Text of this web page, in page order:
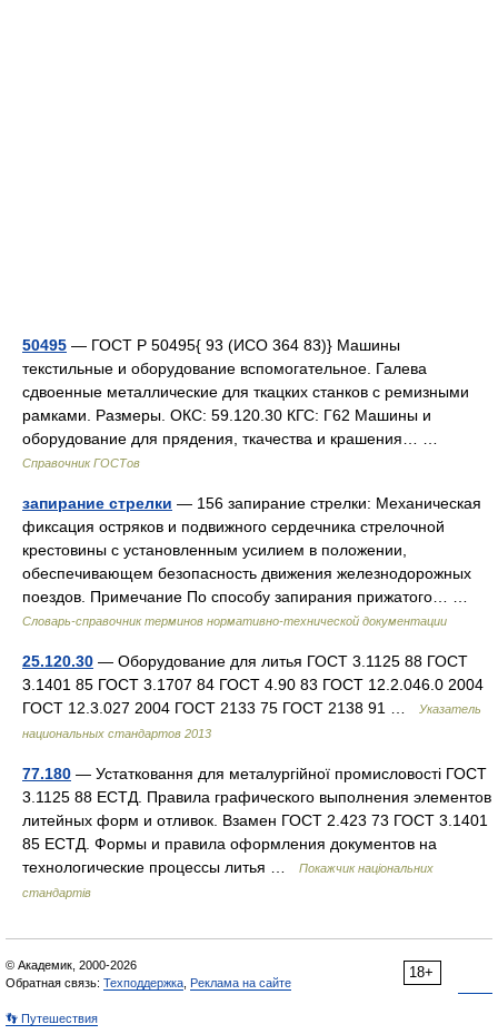
50495 — ГОСТ Р 50495{ 93 (ИСО 364 83)} Машины
текстильные и оборудование вспомогательное. Галева
сдвоенные металлические для ткацких станков с ремизными
рамками. Размеры. ОКС: 59.120.30 КГС: Г62 Машины и
оборудование для прядения, ткачества и крашения… …
Справочник ГОСТов
запирание стрелки — 156 запирание стрелки: Механическая
фиксация остряков и подвижного сердечника стрелочной
крестовины с установленным усилием в положении,
обеспечивающем безопасность движения железнодорожных
поездов. Примечание По способу запирания прижатого… …
Словарь-справочник терминов нормативно-технической документации
25.120.30 — Оборудование для литья ГОСТ 3.1125 88 ГОСТ
3.1401 85 ГОСТ 3.1707 84 ГОСТ 4.90 83 ГОСТ 12.2.046.0 2004
ГОСТ 12.3.027 2004 ГОСТ 2133 75 ГОСТ 2138 91 …
Указатель
национальных стандартов 2013
77.180 — Устатковання для металургійної промисловості ГОСТ
3.1125 88 ЕСТД. Правила графического выполнения элементов
литейных форм и отливок. Взамен ГОСТ 2.423 73 ГОСТ 3.1401
85 ЕСТД. Формы и правила оформления документов на
технологические процессы литья …
Покажчик національних
стандартів
18+
© Академик, 2000-2026
Обратная связь: Техподдержка Реклама на сайте
👣 Путешествия